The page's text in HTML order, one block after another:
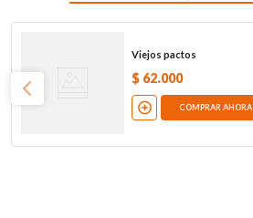
Viejos pactos
$ 62.000
COMPRAR AHORA